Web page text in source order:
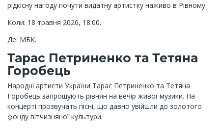
рідкісну нагоду почути видатну артистку наживо в Рівному.
Коли: 18 травня 2026, 18:00.
Де: МБК.
Тарас Петриненко та Тетяна
Горобець
Народні артисти України Тарас Петриненко та Тетяна
Горобець запрошують рівнян на вечір живої музики. На
концерті прозвучать пісні, що давно увійшли до золотого
фонду вітчизняної культури.